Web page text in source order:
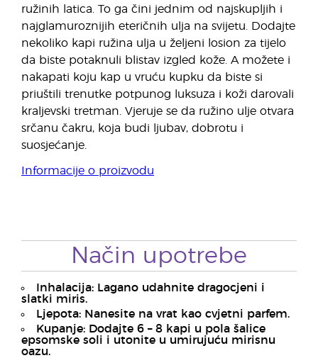
ružinih latica. To ga čini jednim od najskupljih i
najglamuroznijih eteričnih ulja na svijetu. Dodajte
nekoliko kapi ružina ulja u željeni losion za tijelo
da biste potaknuli blistav izgled kože. A možete i
nakapati koju kap u vruću kupku da biste si
priuštili trenutke potpunog luksuza i koži darovali
kraljevski tretman. Vjeruje se da ružino ulje otvara
srčanu čakru, koja budi ljubav, dobrotu i
suosjećanje.
Informacije o proizvodu
Način upotrebe
Inhalacija: Lagano udahnite dragocjeni i
slatki miris.
Ljepota: Nanesite na vrat kao cvjetni parfem.
Kupanje: Dodajte 6 – 8 kapi u pola šalice
epsomske soli i utonite u umirujuću mirisnu
oazu.